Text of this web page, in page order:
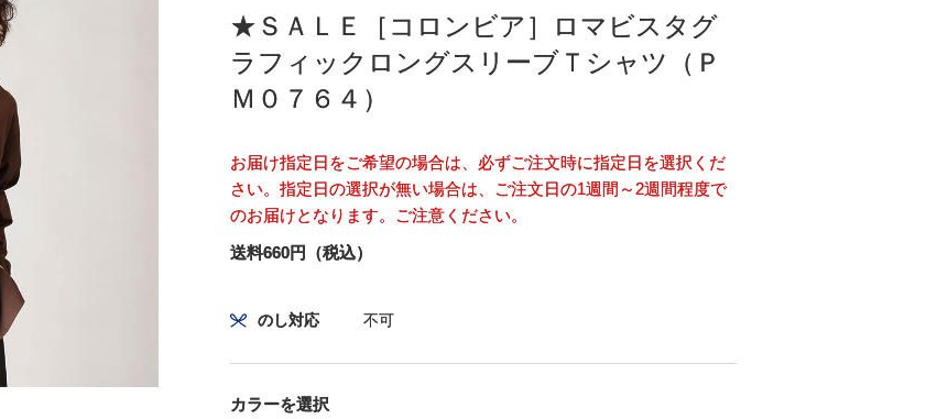
★ＳＡＬＥ［コロンビア］ロマビスタグ
ラフィックロングスリーブＴシャツ（Ｐ
Ｍ０７６４）
お届け指定日をご希望の場合は、必ずご注文時に指定日を選択くだ
さい。指定日の選択が無い場合は、ご注文日の1週間～2週間程度で
のお届けとなります。ご注意ください。
送料660円（税込）
のし対応 不可
カラーを選択